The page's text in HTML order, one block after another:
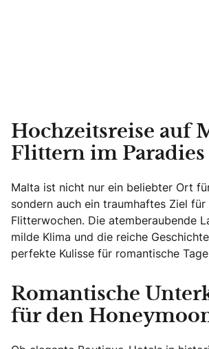
Hochzeitsreise auf
Flittern im Paradies
Malta ist nicht nur ein beliebter Ort
sondern auch ein traumhaftes Ziel für
Flitterwochen. Die atemberaubende
milde Klima und die reiche
perfekte Kulisse für romantische
Romantische
für den